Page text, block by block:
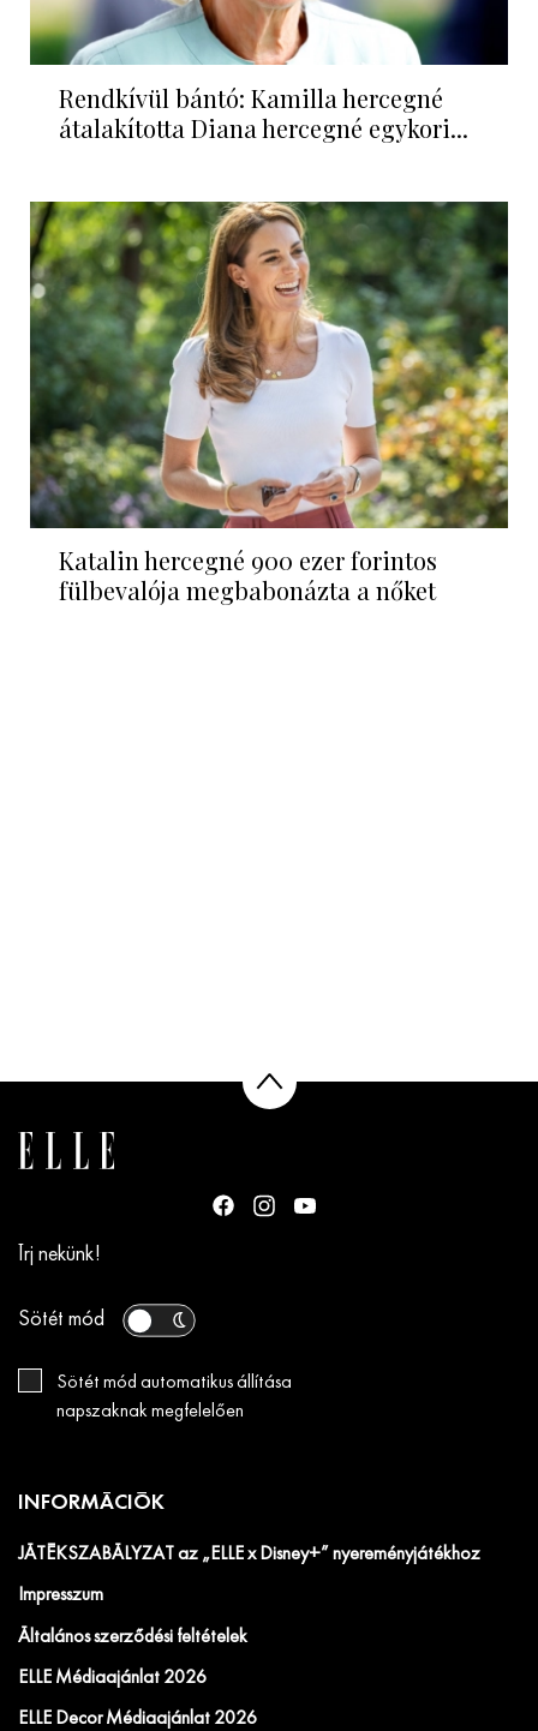
Rendkívül bántó: Kamilla hercegné
átalakította Diana hercegné egykori...
Katalin hercegné 900 ezer forintos
fülbevalója megbabonázta a nőket
Írj nekünk!
Sötét mód
Sötét mód automatikus állítása
napszaknak megfelelően
INFORMÁCIÓK
JÁTÉKSZABÁLYZAT az „ELLE x Disney+” nyereményjátékhoz
Impresszum
Általános szerződési feltételek
ELLE Médiaajánlat 2026
ELLE Decor Médiaajánlat 2026